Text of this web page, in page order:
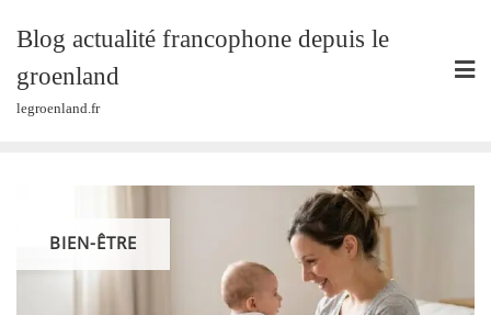
content
Blog actualité francophone depuis le
groenland
legroenland.fr
BIEN-ÊTRE